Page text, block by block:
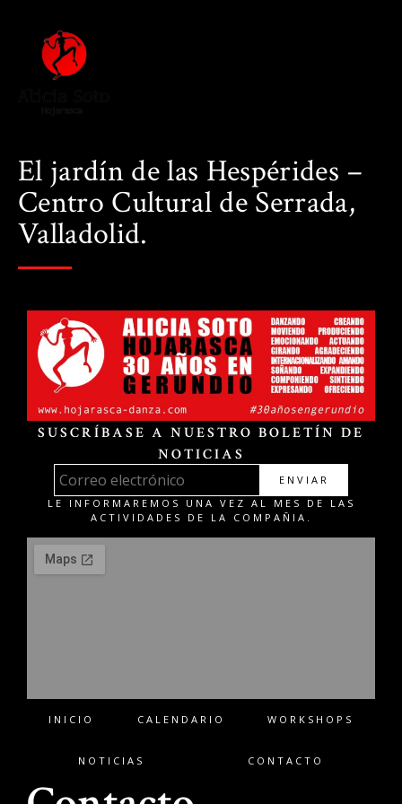
El jardín de las Hespérides –
Centro Cultural de Serrada,
Valladolid.
SUSCRÍBASE A NUESTRO BOLETÍN DE
NOTICIAS
ENVIAR
LE INFORMAREMOS UNA VEZ AL MES DE LAS
ACTIVIDADES DE LA COMPAÑIA.
INICIO CALENDARIO WORKSHOPS
NOTICIAS CONTACTO